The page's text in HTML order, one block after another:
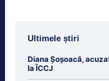
Ultimele știri
Diana Șoșoacă,
la ÎCCJ